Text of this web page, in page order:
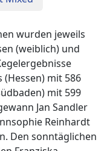
wurden jeweils
(weiblich) und
(Hessen) mit 586
mit 599
Jan Sandler
Reinhardt
Den sonntäglichen